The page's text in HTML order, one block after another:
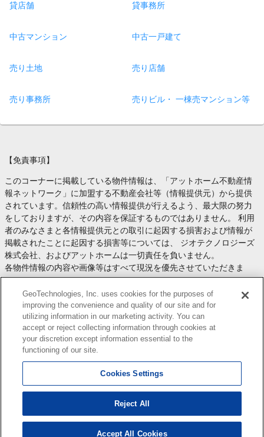
貸店舗 貸事務所
中古マンション 中古一戸建て
売り土地 売り店舗
売り事務所 売りビル・ 一棟売マンション等
【免責事項】
このコーナーに掲載している物件情報は、「アットホーム不動産情
報ネットワーク」に加盟する不動産会社等（情報提供元）から提供
されています。信頼性の高い情報提供が行えるよう、最大限の努力
をしておりますが、その内容を保証するものではありません。 利用
者のみなさまと各情報提供元との取引に起因する損害および情報が
掲載されたことに起因する損害等については、 ジオテクノロジーズ
株式会社、およびアットホームは一切責任を負いません。
各物件情報の内容や画像等はすべて現況を優先させていただきま
す。
お取引等（お取引の準備、資金調達等を含みます）の際には、内容
や契約条件等について、 各情報提供元より十分な説明を受け、ご自
身でご確認の上、判断してください。
このコーナーへの物件情報のご掲載、その他不動産業務ソリューシ
ョン等についての不動産会社様のお問合せはこちら
します。
Copyright(c) At Home Co.,Ltd. このサイトに掲載している情報の無断転載を禁止します。著作権
はアットホーム（株）またはその情報提供者に帰属します。
本ページはプロモーションが含まれています。
GeoTechnologies, Inc. uses cookies for the purposes of
improving the convenience and quality of our site and for
utilizing information in our marketing activity. You can
accept or reject collecting information through cookies at
your discretion except information essential to the
functioning of our site.
Cookies Settings
Reject All
Accept All Cookies